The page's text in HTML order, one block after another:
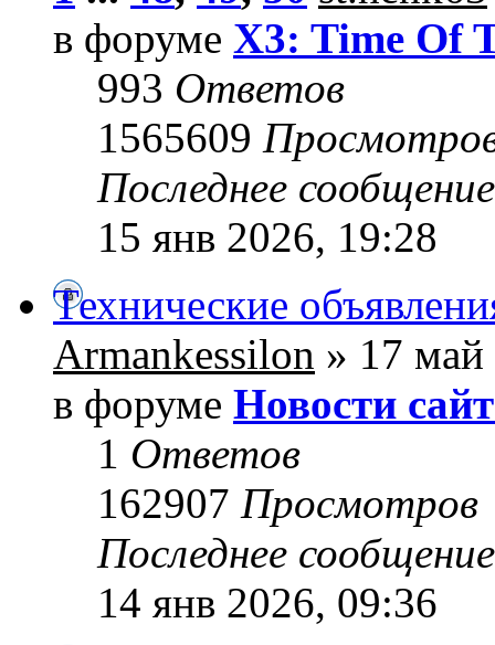
в форуме X3: Time Of
993 Ответов
1565609
Последнее
15 янв 2026, 19:28
Технические
Armankessilon » 17
в форуме Новости
1 Ответов
162907 Просмотров
Последнее
14 янв 2026, 09:36